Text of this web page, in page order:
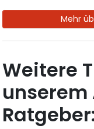
Mehr
Weitere